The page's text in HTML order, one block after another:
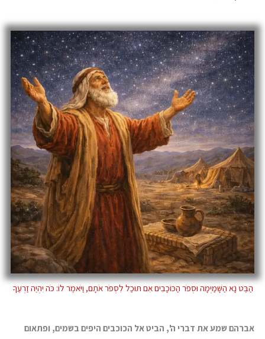
הַבֶּט נָא הַשָּׁמַיְמָה וּסְפֹר הַכּוֹכָבִים אִם תּוּכַל לִסְפֹר אֹתָם, וַיֹּאמֶר לוֹ: כֹּה יִהְיֶה זַרְעֶךָ
אברהם שמע את דברי ה', הביט אל הכוכבים היפים בשמים, ופתאום